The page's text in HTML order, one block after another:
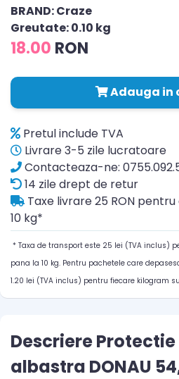
BRAND: Craze
Greutate: 0.10 kg
18.00 RON
Adauga in
Pretul include TVA
Livrare 3-5 zile lucratoare
Contacteaza-ne:
14 zile drept de retur
Taxe livrare 25 RON
10 kg*
* Taxa de transport este 25 lei (TVA inclus)
pana la 10 kg. Pentru pachetele care
1.20 lei (TVA inclus) pentru fiecare kilogram
Descriere Protectie
albastra DONAU